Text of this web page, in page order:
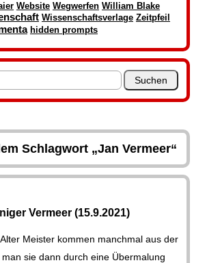
Website Wegwerfen William Blake
Wissenschaftsverlage Zeitpfeil
hidden prompts
Schlagwort „Jan Vermeer“
Vermeer (15.9.2021)
Meister kommen manchmal aus der
sie dann durch eine Übermalung